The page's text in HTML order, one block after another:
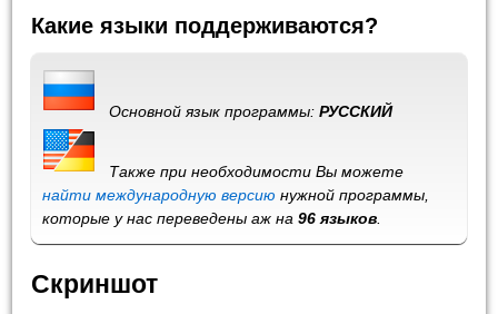
Какие языки поддерживаются?
Основной язык программы:РУССКИЙ
Также при необходимости Вы можете
найти международную версию нужной программы,
которые у нас переведены аж на96 языков
Скриншот